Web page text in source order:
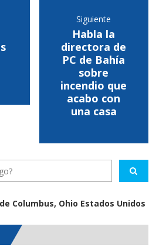
Siguiente
Habla la
directora de
PC de Bahía
sobre
incendio que
acabo con
una casa
Columbus, Ohio Estados Unidos